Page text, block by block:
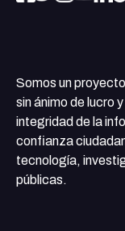
Somos un
sin ánimo de lucro
integridad de la
confianza
tecnología,
públicas.